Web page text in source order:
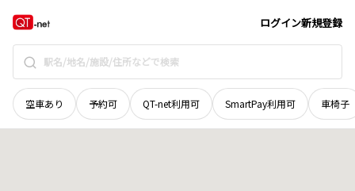
ログイン新規登録
空車あり 予約可 QT-net利用可 SmartPay利用可 車椅子
奈良県